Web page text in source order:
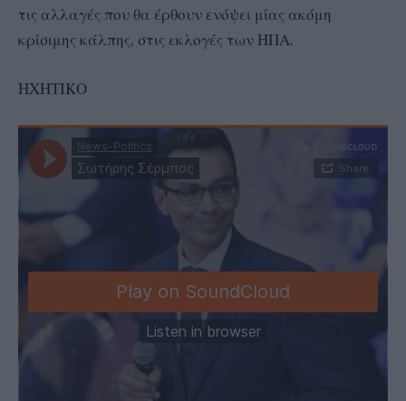
τις αλλαγές που θα έρθουν ενόψει μίας ακόμη
κρίσιμης κάλπης, στις εκλογές των ΗΠΑ.
ΗΧΗΤΙΚΟ